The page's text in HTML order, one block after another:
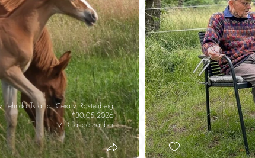
Lehndorffs a. d. Cera v. Rastenberg
*30.05.2026
Z: Claude Sauber